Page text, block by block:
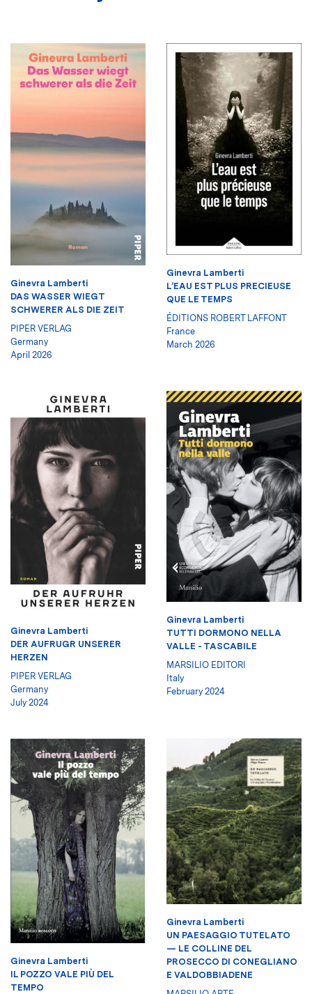
Ginevra Lamberti
DAS WASSER WIEGT
SCHWERER ALS DIE ZEIT
PIPER VERLAG
Germany
April 2026
Ginevra Lamberti
L’EAU EST PLUS PRECIEUSE
QUE LE TEMPS
ÉDITIONS ROBERT LAFFONT
France
March 2026
Ginevra Lamberti
DER AUFRUGR UNSERER
HERZEN
PIPER VERLAG
Germany
July 2024
Ginevra Lamberti
TUTTI DORMONO NELLA
VALLE - TASCABILE
MARSILIO EDITORI
Italy
February 2024
Ginevra Lamberti
IL POZZO VALE PIÙ DEL
TEMPO
Ginevra Lamberti
UN PAESAGGIO TUTELATO
— LE COLLINE DEL
PROSECCO DI CONEGLIANO
E VALDOBBIADENE